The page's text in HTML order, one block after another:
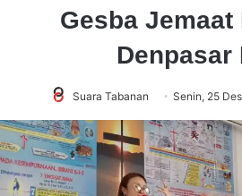
Gesba Jemaat
Denpasar
Suara Tabanan Senin, 25